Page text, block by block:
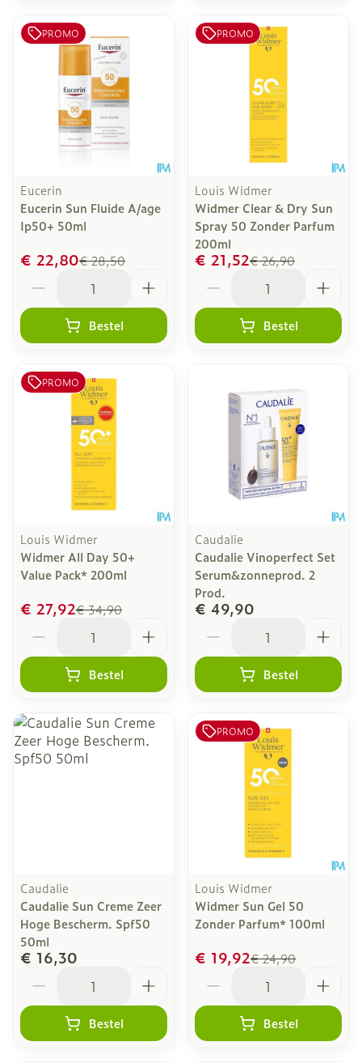
PROMO
Eucerin
Eucerin Sun Fluide A/age
Ip50+ 50ml
€ 28,50
€ 22,80
Bestel
PROMO
Louis Widmer
Widmer Clear & Dry Sun
Spray 50 Zonder Parfum
200ml
€ 26,90
€ 21,52
Bestel
PROMO
Louis Widmer
Widmer All Day 50+
Value Pack* 200ml
€ 34,90
€ 27,92
Bestel
Caudalie
Caudalie Vinoperfect Set
Serum&zonneprod. 2
Prod.
€ 49,90
Bestel
Caudalie
Caudalie Sun Creme Zeer
Hoge Bescherm. Spf50
50ml
€ 16,30
Bestel
PROMO
Louis Widmer
Widmer Sun Gel 50
Zonder Parfum* 100ml
€ 24,90
€ 19,92
Bestel